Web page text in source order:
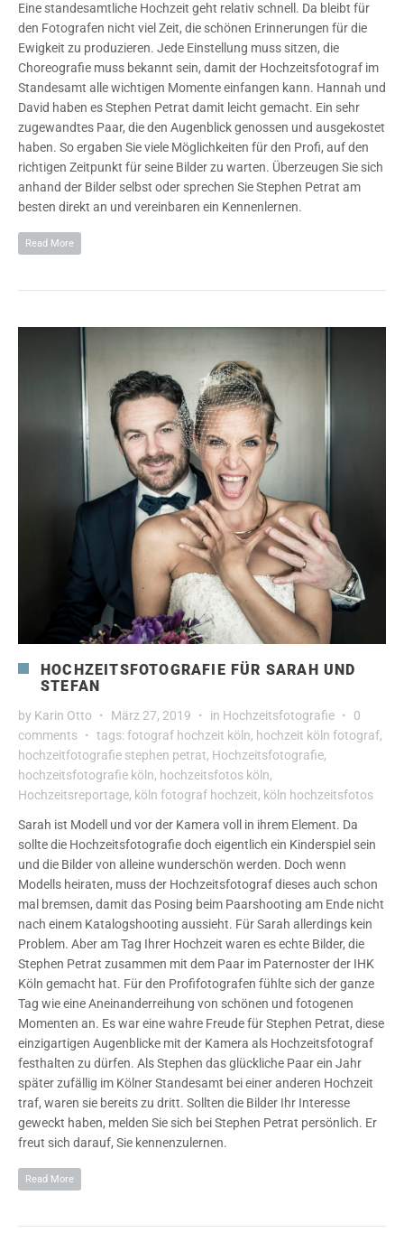
Eine standesamtliche Hochzeit geht relativ schnell. Da bleibt für
den Fotografen nicht viel Zeit, die schönen Erinnerungen für die
Ewigkeit zu produzieren. Jede Einstellung muss sitzen, die
Choreografie muss bekannt sein, damit der Hochzeitsfotograf im
Standesamt alle wichtigen Momente einfangen kann. Hannah und
David haben es Stephen Petrat damit leicht gemacht. Ein sehr
zugewandtes Paar, die den Augenblick genossen und ausgekostet
haben. So ergaben Sie viele Möglichkeiten für den Profi, auf den
richtigen Zeitpunkt für seine Bilder zu warten. Überzeugen Sie sich
anhand der Bilder selbst oder sprechen Sie Stephen Petrat am
besten direkt an und vereinbaren ein Kennenlernen.
Read More
HOCHZEITSFOTOGRAFIE FÜR SARAH UND
STEFAN
by Karin Otto März 27, 2019 in Hochzeitsfotografie
0
comments
tags:fotograf hochzeit köln, hochzeit köln fotograf,
hochzeitfotografie stephen petrat, Hochzeitsfotografie,
hochzeitsfotografie köln, hochzeitsfotos köln,
Hochzeitsreportage, köln fotograf hochzeit, köln hochzeitsfotos
Sarah ist Modell und vor der Kamera voll in ihrem Element. Da
sollte die Hochzeitsfotografie doch eigentlich ein Kinderspiel sein
und die Bilder von alleine wunderschön werden. Doch wenn
Modells heiraten, muss der Hochzeitsfotograf dieses auch schon
mal bremsen, damit das Posing beim Paarshooting am Ende nicht
nach einem Katalogshooting aussieht. Für Sarah allerdings kein
Problem. Aber am Tag Ihrer Hochzeit waren es echte Bilder, die
Stephen Petrat zusammen mit dem Paar im Paternoster der IHK
Köln gemacht hat. Für den Profifotografen fühlte sich der ganze
Tag wie eine Aneinanderreihung von schönen und fotogenen
Momenten an. Es war eine wahre Freude für Stephen Petrat, diese
einzigartigen Augenblicke mit der Kamera als Hochzeitsfotograf
festhalten zu dürfen. Als Stephen das glückliche Paar ein Jahr
später zufällig im Kölner Standesamt bei einer anderen Hochzeit
traf, waren sie bereits zu dritt. Sollten die Bilder Ihr Interesse
geweckt haben, melden Sie sich bei Stephen Petrat persönlich. Er
freut sich darauf, Sie kennenzulernen.
Read More